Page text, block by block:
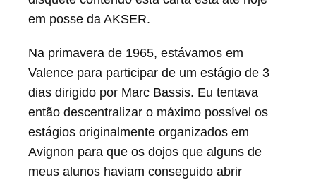
arriva à temps à Valence. Là, Olivier
EGAMI Senseï, élève direct de
FUNAKOSHI O’Senseï, et professeur
d’HARADA Senseï, de nous montrer la
nouvelle façon de pratiquer que celui-ci
avait développée à partir de
l’enseignement d’O Senseï. Em quelques
heures, Olivier PERROY nous montra em
em posse da AKSER.
Na primavera de 1965, estávamos em
Valence para participar de um estágio de 3
dias dirigido por Marc Bassis. Eu tentava
então descentralizar o máximo possível os
estágios originalmente organizados em
Avignon para que os dojos que alguns de
meus alunos haviam conseguido abrir